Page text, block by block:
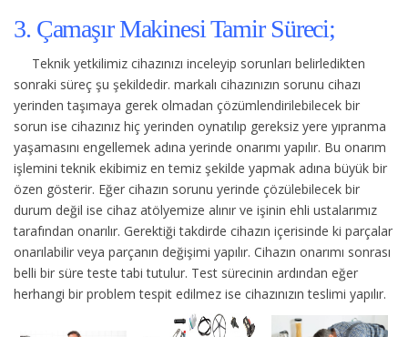
3. Çamaşır Makinesi Tamir Süreci;
Teknik yetkilimiz cihazınızı inceleyip sorunları belirledikten
sonraki süreç şu şekildedir. markalı cihazınızın sorunu cihazı
yerinden taşımaya gerek olmadan çözümlendirilebilecek bir
sorun ise cihazınız hiç yerinden oynatılıp gereksiz yere yıpranma
yaşamasını engellemek adına yerinde onarımı yapılır. Bu onarım
işlemini teknik ekibimiz en temiz şekilde yapmak adına büyük bir
özen gösterir. Eğer cihazın sorunu yerinde çözülebilecek bir
durum değil ise cihaz atölyemize alınır ve işinin ehli ustalarımız
tarafından onarılır. Gerektiği takdirde cihazın içerisinde ki parçalar
onarılabilir veya parçanın değişimi yapılır. Cihazın onarımı sonrası
belli bir süre teste tabi tutulur. Test sürecinin ardından eğer
herhangi bir problem tespit edilmez ise cihazınızın teslimi yapılır.